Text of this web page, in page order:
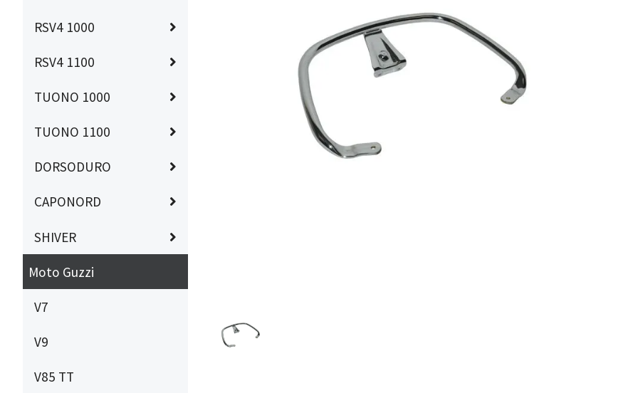
RSV4 1000
RSV4 1100
TUONO 1000
TUONO 1100
DORSODURO
CAPONORD
SHIVER
Moto Guzzi
V7
V9
V85 TT